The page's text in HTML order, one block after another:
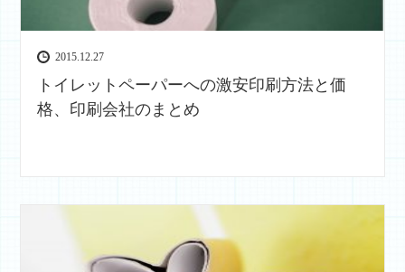
2015.12.27
トイレットペーパーへの激安印刷方法と価
格、印刷会社のまとめ